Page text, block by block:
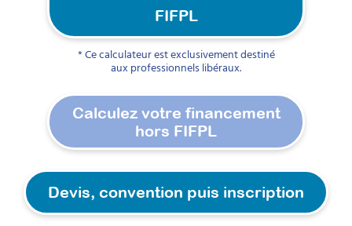
À découvrir
Formations
FIFPL
* Ce calculateur est exclusivement destiné
aux professionnels libéraux.
Calculez votre financement
hors FIFPL​
Devis, convention puis inscription